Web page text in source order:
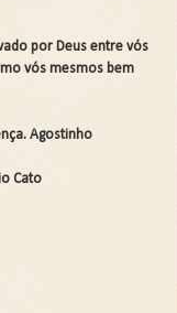
na letra G
na letra G
letra G
por Deus entre vós
vós mesmos bem
Agostinho
Cato